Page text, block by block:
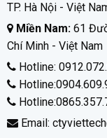
TP. Hà Nội - Việt
Miền Nam:61
Chí Minh - Việt Nam
Hotline:
Hotline:
Hotline:
Email: